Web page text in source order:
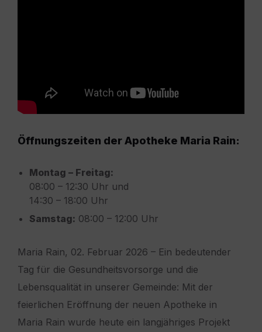
Öffnungszeiten der Apotheke Maria Rain:
Montag – Freitag:
08:00 – 12:30 Uhr und
14:30 – 18:00 Uhr
Samstag: 08:00 – 12:00 Uhr
Maria Rain, 02. Februar 2026 – Ein bedeutender
Tag für die Gesundheitsvorsorge und die
Lebensqualität in unserer Gemeinde: Mit der
feierlichen Eröffnung der neuen Apotheke in
Maria Rain wurde heute ein langjähriges Projekt